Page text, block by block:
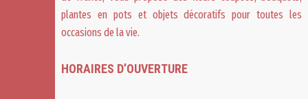
plantes en pots et objets décoratifs pour toutes les
occasions de la vie.
HORAIRES D’OUVERTURE